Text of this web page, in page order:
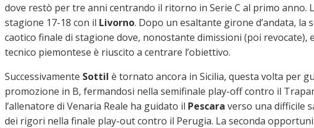
dove restò per tre anni centrando il ritorno in Serie C al primo anno.
stagione 17-18 con il Livorno. Dopo un esaltante girone d’andata,
caotico finale di stagione dove, nonostante dimissioni (poi
tecnico piemontese è riuscito a centrare l’obiettivo.
Successivamente Sottil è tornato ancora in Sicilia, questa volta per
promozione in B, fermandosi nella semifinale play-off contro il
l’allenatore di Venaria Reale ha guidato il Pescara verso una difficile
dei rigori nella finale play-out contro il Perugia. La seconda